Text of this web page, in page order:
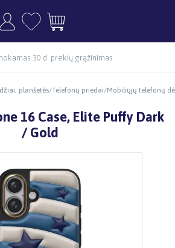
30 d. prekių grąžinimas
planšetės/Telefonų priedai/Mobiliųjų telefonų
16 Case, Elite Puffy Dark
/ Gold